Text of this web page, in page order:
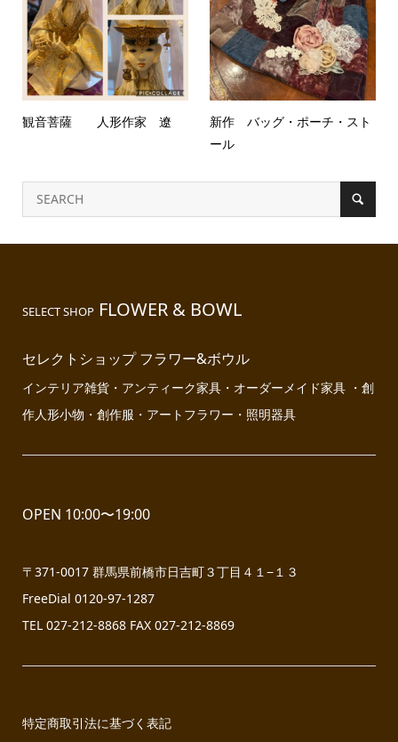
観音菩薩 人形作家 遼
新作 バッグ・ポーチ・スト
ール
SELECT SHOP FLOWER & BOWL
セレクトショップ フラワー&ボウル
インテリア雑貨・アンティーク家具・オーダーメイド家具 ・創
作人形小物・創作服・アートフラワー・照明器具
OPEN 10:00〜19:00
〒371-0017 群馬県前橋市日吉町３丁目４１−１３
FreeDial 0120-97-1287
TEL 027-212-8868 FAX 027-212-8869
特定商取引法に基づく表記